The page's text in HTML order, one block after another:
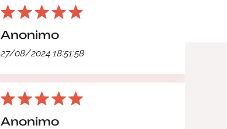
Anonimo
27/08/2024 18:51:58
Anonimo